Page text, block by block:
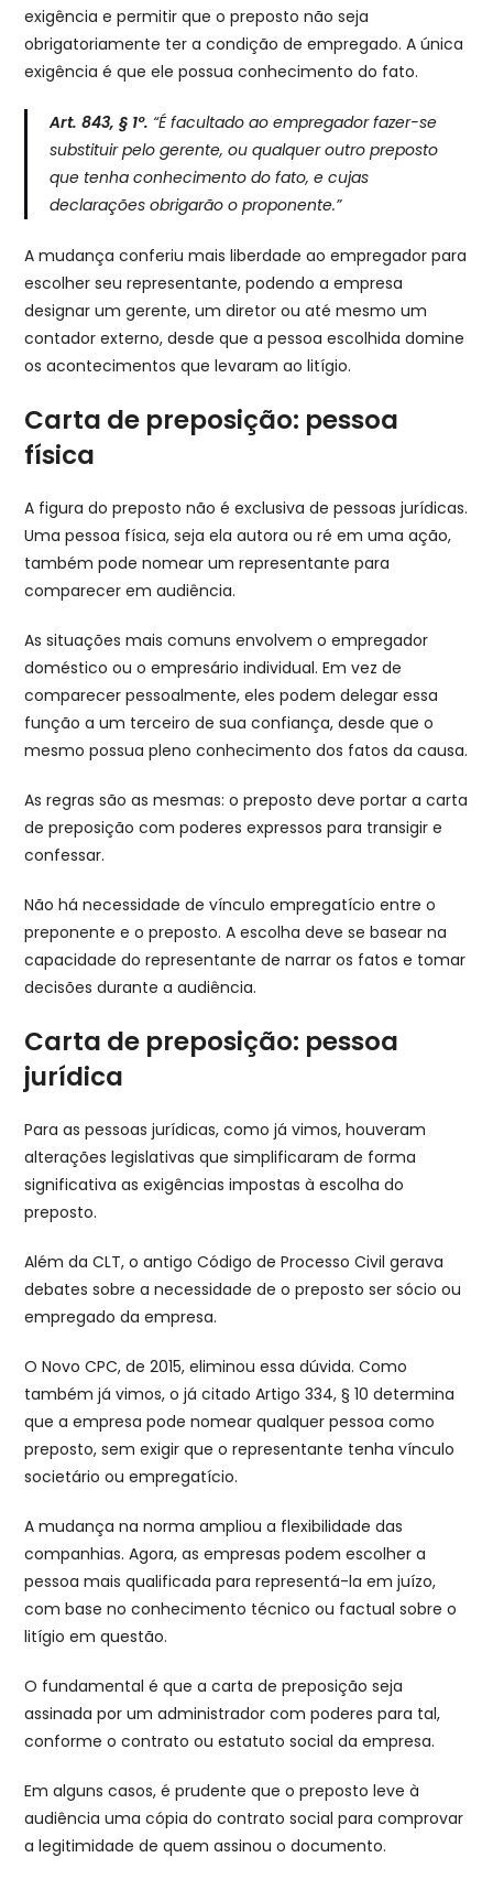
exigência e permitir que o preposto não seja
obrigatoriamente ter a condição de empregado. A única
exigência é que ele possua conhecimento do fato.
Art. 843, § 1º. “É facultado ao empregador fazer-se
substituir pelo gerente, ou qualquer outro preposto
que tenha conhecimento do fato, e cujas
declarações obrigarão o proponente.”
A mudança conferiu mais liberdade ao empregador para
escolher seu representante, podendo a empresa
designar um gerente, um diretor ou até mesmo um
contador externo, desde que a pessoa escolhida domine
os acontecimentos que levaram ao litígio.
Carta de preposição: pessoa
física
A figura do preposto não é exclusiva de pessoas jurídicas.
Uma pessoa física, seja ela autora ou ré em uma ação,
também pode nomear um representante para
comparecer em audiência.
As situações mais comuns envolvem o empregador
doméstico ou o empresário individual. Em vez de
comparecer pessoalmente, eles podem delegar essa
função a um terceiro de sua confiança, desde que o
mesmo possua pleno conhecimento dos fatos da causa.
As regras são as mesmas: o preposto deve portar a carta
de preposição com poderes expressos para transigir e
confessar.
Não há necessidade de vínculo empregatício entre o
preponente e o preposto. A escolha deve se basear na
capacidade do representante de narrar os fatos e tomar
decisões durante a audiência.
Carta de preposição: pessoa
jurídica
Para as pessoas jurídicas, como já vimos, houveram
alterações legislativas que simplificaram de forma
significativa as exigências impostas à escolha do
preposto.
Além da CLT, o antigo Código de Processo Civil gerava
debates sobre a necessidade de o preposto ser sócio ou
empregado da empresa.
O Novo CPC, de 2015, eliminou essa dúvida. Como
também já vimos, o já citado Artigo 334, § 10 determina
que a empresa pode nomear qualquer pessoa como
preposto, sem exigir que o representante tenha vínculo
societário ou empregatício.
A mudança na norma ampliou a flexibilidade das
companhias. Agora, as empresas podem escolher a
pessoa mais qualificada para representá-la em juízo,
com base no conhecimento técnico ou factual sobre o
litígio em questão.
O fundamental é que a carta de preposição seja
assinada por um administrador com poderes para tal,
conforme o contrato ou estatuto social da empresa.
Em alguns casos, é prudente que o preposto leve à
audiência uma cópia do contrato social para comprovar
a legitimidade de quem assinou o documento.